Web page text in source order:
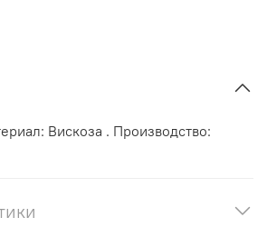
Вискоза . Производство: